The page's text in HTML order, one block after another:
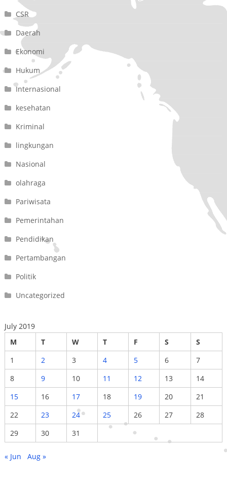
CSR
Daerah
Ekonomi
Hukum
Internasional
kesehatan
Kriminal
lingkungan
Nasional
olahraga
Pariwisata
Pemerintahan
Pendidikan
Pertambangan
Politik
Uncategorized
July 2019
M
T W T F S
S
1
2 3 4 5 6
7
8
9 10 11 12 13
14
15
16 17 18 19 20
21
22
23 24 25 26 27
28
29
30 31
« Jun Aug »